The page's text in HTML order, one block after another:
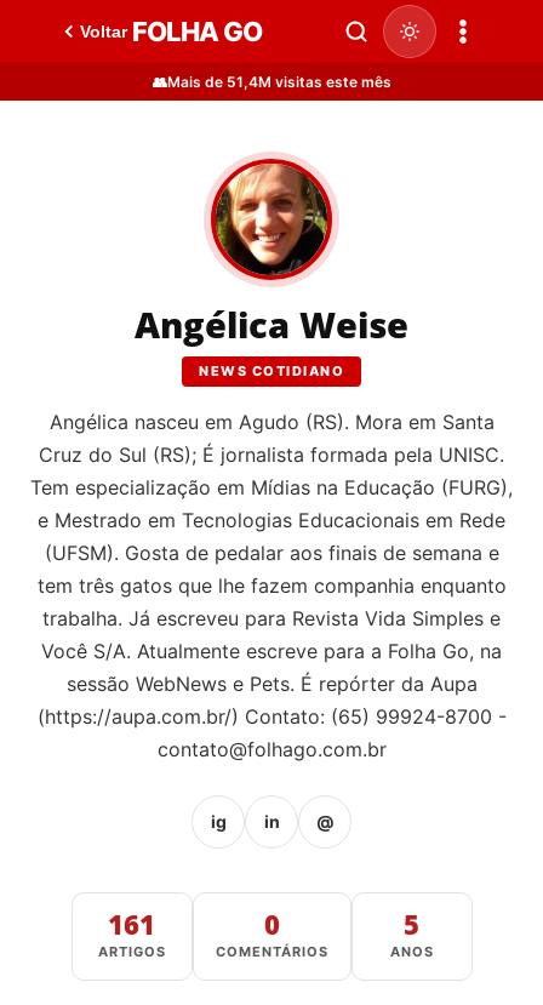
Voltar FOLHA GO
👥Mais de 51,4M visitas este mês
Angélica Weise
NEWS COTIDIANO
Angélica nasceu em Agudo (RS). Mora em Santa
Cruz do Sul (RS); É jornalista formada pela UNISC.
Tem especialização em Mídias na Educação (FURG),
e Mestrado em Tecnologias Educacionais em Rede
(UFSM). Gosta de pedalar aos finais de semana e
tem três gatos que lhe fazem companhia enquanto
trabalha. Já escreveu para Revista Vida Simples e
Você S/A. Atualmente escreve para a Folha Go, na
sessão WebNews e Pets. É repórter da Aupa
(https://aupa.com.br/) Contato: (65) 99924-8700 -
contato@folhago.com.br
ig in @
161
ARTIGOS
0
COMENTÁRIOS
5
ANOS